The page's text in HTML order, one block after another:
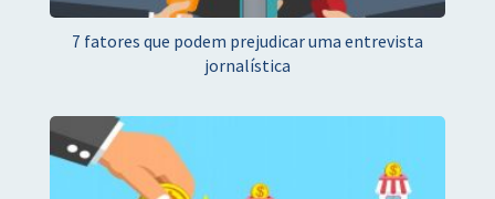
7 fatores que podem prejudicar uma entrevista
jornalística